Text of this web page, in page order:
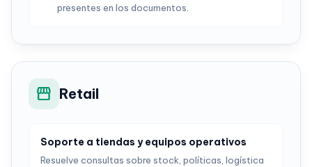
presentes en los documentos.
storefront Retail
Soporte a tiendas y equipos operativos
Resuelve consultas sobre stock, políticas, logística